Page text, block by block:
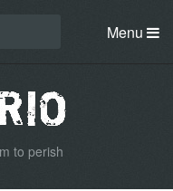
Menu
to perish